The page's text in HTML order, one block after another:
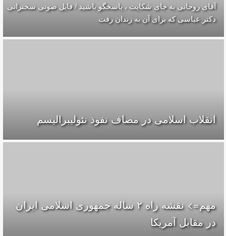
آقای روحانی به جای شکایت ، پاسخگو باشید / فایل صوتی سخنرانی
دکتر عباسی که برای آن به زندان رفت
انقلاب اسلامی در مصاف نفوذ نئولیبرالیسم
مهم=> نقشه راه ۲ ساله جمهوری اسلامی ایران
در مقابل آمریکا